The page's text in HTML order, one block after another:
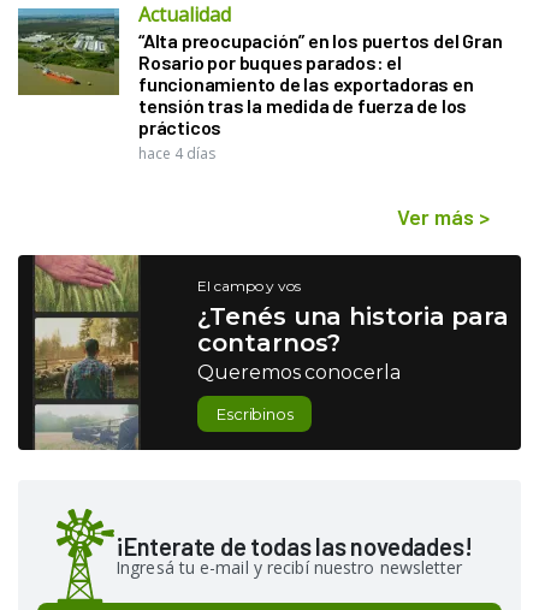
Actualidad
“Alta preocupación” en los puertos del Gran
Rosario por buques parados: el
funcionamiento de las exportadoras en
tensión tras la medida de fuerza de los
prácticos
hace 4 días
Ver más >
El campo y vos
¿Tenés una historia para
contarnos?
Queremos conocerla
Escribinos
¡Enterate de todas las novedades!
Ingresá tu e-mail y recibí nuestro newsletter